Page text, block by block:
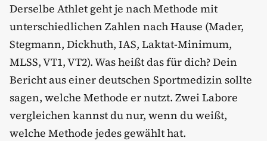
Derselbe Athlet geht je nach Methode mit
unterschiedlichen Zahlen nach Hause (Mader,
Stegmann, Dickhuth, IAS, Laktat-Minimum,
MLSS, VT1, VT2). Was heißt das für dich? Dein
Bericht aus einer deutschen Sportmedizin sollte
sagen, welche Methode er nutzt. Zwei Labore
vergleichen kannst du nur, wenn du weißt,
welche Methode jedes gewählt hat.